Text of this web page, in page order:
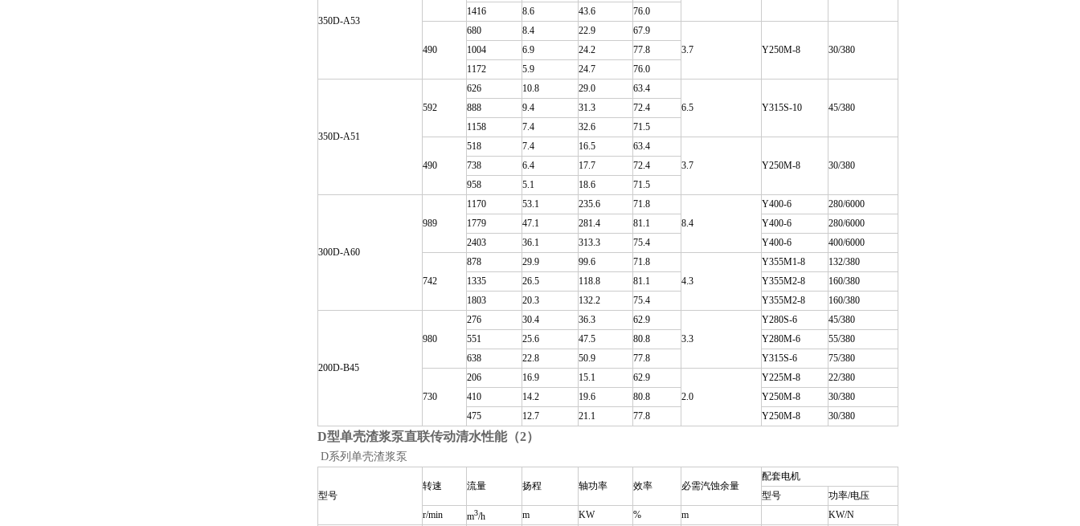
350D-A53
1416
8.6 43.6 76.0
490
680 8.4 22.9
67.9
3.7
Y250M-8 30/380
1004 6.9 24.2
77.8
1172
5.9 24.7 76.0
350D-A51
592
626 10.8 29.0
63.4
6.5
Y315S-10 45/380
888 9.4 31.3
72.4
1158
7.4 32.6 71.5
490
518 7.4 16.5
63.4
3.7
Y250M-8 30/380
738 6.4 17.7
72.4
958
5.1 18.6 71.5
300D-A60
989
1170 53.1 235.6
71.8
8.4
Y400-6
280/6000
1779
47.1 281.4 81.1 Y400-6
280/6000
2403
36.1 313.3 75.4 Y400-6 400/6000
742
878 29.9 99.6
71.8
4.3
Y355M1-8
132/380
1335
26.5 118.8 81.1 Y355M2-8
160/380
1803
20.3 132.2 75.4 Y355M2-8 160/380
200D-B45
980
276 30.4 36.3
62.9
3.3
Y280S-6
45/380
551
25.6 47.5 80.8 Y280M-6
55/380
638
22.8 50.9 77.8 Y315S-6 75/380
730
206 16.9 15.1
62.9
2.0
Y225M-8
22/380
410
14.2 19.6 80.8 Y250M-8
30/380
475
12.7 21.1 77.8 Y250M-8 30/380
D型单壳渣浆泵直联传动清水性能（2）
D系列单壳渣浆泵
型号
转速 流量 扬程 轴功率 效率 必需汽蚀余量
配套电机
型号
功率/电压
r/min
m3/h m KW % m KW/N